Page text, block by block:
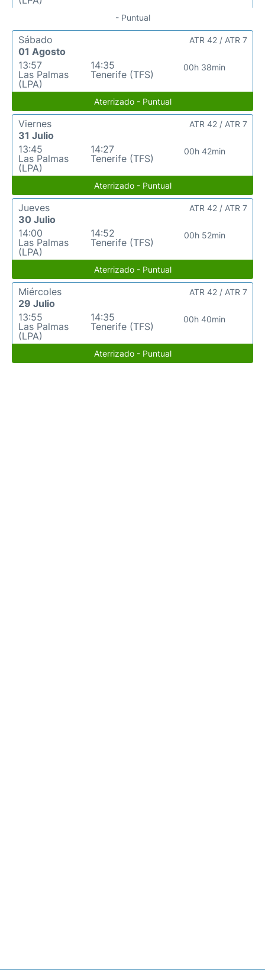
- Puntual
Sábado
01 Agosto
13:57
Las Palmas
(LPA)
14:35
Tenerife (TFS)
00h 38min
ATR 42 / ATR 7
Aterrizado - Puntual
Viernes
31 Julio
13:45
Las Palmas
(LPA)
14:27
Tenerife (TFS)
00h 42min
ATR 42 / ATR 7
Aterrizado - Puntual
Jueves
30 Julio
14:00
Las Palmas
(LPA)
14:52
Tenerife (TFS)
00h 52min
ATR 42 / ATR 7
Aterrizado - Puntual
Miércoles
29 Julio
13:55
Las Palmas
(LPA)
14:35
Tenerife (TFS)
00h 40min
ATR 42 / ATR 7
Aterrizado - Puntual